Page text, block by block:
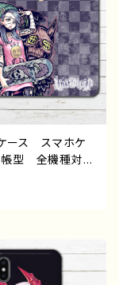
14/13/12/
sense 4 5 6
Googlepixel
Android ア
ド ケース 個性
すめ JK 女子
ーラー服 黒
ア ショートカッ
ラストレータ
クリエイター
る
ース スマホケ
型 全機種対
ト 可愛い女の
いい女子 おし
Googlep
Android